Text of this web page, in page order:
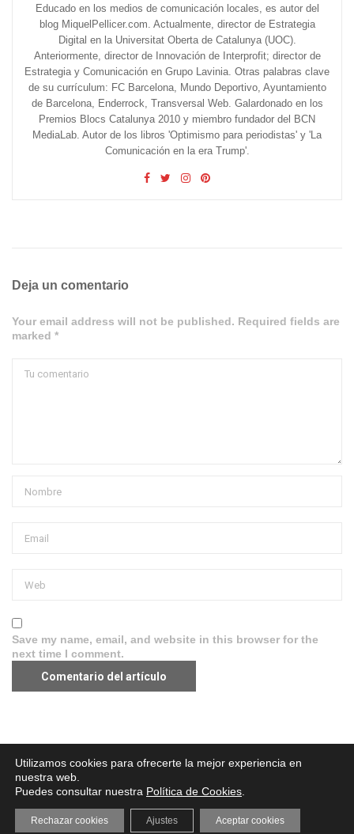
Educado en los medios de comunicación locales, es autor del
blog MiquelPellicer.com. Actualmente, director de Estrategia
Digital en la Universitat Oberta de Catalunya (UOC).
Anteriormente, director de Innovación de Interprofit; director de
Estrategia y Comunicación en Grupo Lavinia. Otras palabras clave
de su currículum: FC Barcelona, Mundo Deportivo, Ayuntamiento
de Barcelona, Enderrock, Transversal Web. Galardonado en los
Premios Blocs Catalunya 2010 y miembro fundador del BCN
MediaLab. Autor de los libros 'Optimismo para periodistas' y 'La
Comunicación en la era Trump'.
Deja un comentario
Your email address will not be published. Required fields are
marked *
Save my name, email, and website in this browser for the
next time I comment.
Aviso legal·Política de Privacidad·Política de Cookies
Utilizamos cookies para ofrecerte la mejor experiencia en
nuestra web.
Puedes consultar nuestra Política de Cookies
Aceptar cookies
Rechazar cookies Ajustes